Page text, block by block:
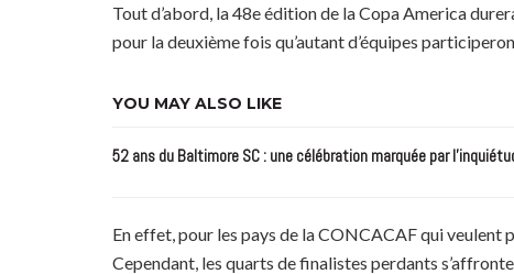
Tout d’abord, la 48e édition de la Copa America
pour la deuxième fois qu’autant d’équipes
YOU MAY ALSO LIKE
52 ans du Baltimore SC : une célébration marquée par
En effet, pour les pays de la CONCACAF qui
Cependant, les quarts de finalistes perdants